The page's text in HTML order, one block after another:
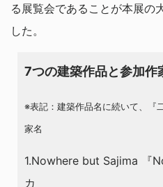
る展覧会であることが本展の
した。
7つの建築作品と参加作
※表記：建築作品名に続いて、『
家名
1.Nowhere but Sajima 『
カ